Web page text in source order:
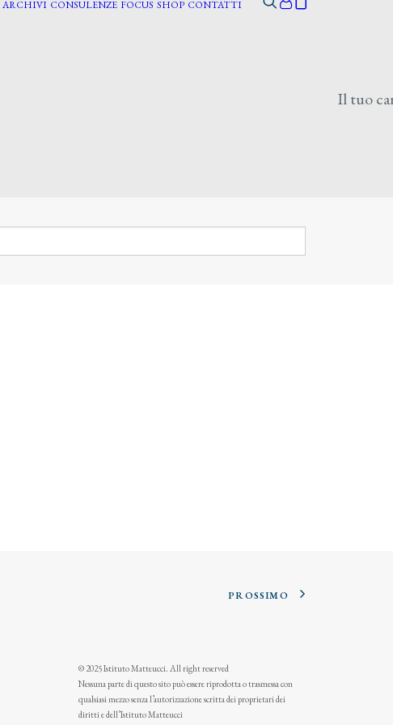
ARCHIVI CONSULENZE FOCUS SHOP CONTATTI
Il tuo
PROSSIMO
© 2025 Istituto Matteucci. All right reserved
Nessuna parte di questo sito può essere riprodotta o trasmessa con
qualsiasi mezzo senza l’autorizzazione scritta dei proprietari dei
diritti e dell’Istituto Matteucci